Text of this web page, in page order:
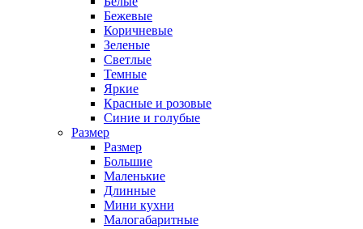
Бежевые
Коричневые
Зеленые
Светлые
Темные
Яркие
Красные и розовые
Синие и голубые
Размер
Размер
Большие
Маленькие
Длинные
Мини кухни
Малогабаритные